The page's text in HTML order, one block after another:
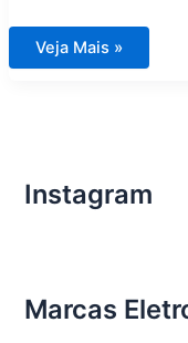
Eletrodomésticos
DCS
Veja Mais »
Instagram
Marcas